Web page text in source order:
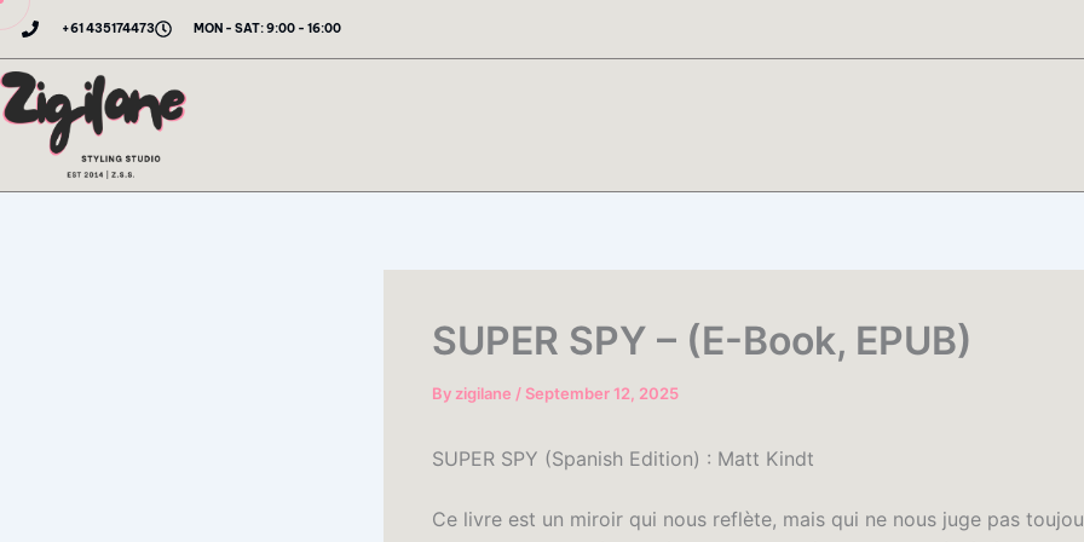
Skip
content
+61 435174473 MON - SAT: 9:00 - 16:00
SUPER SPY – (E-Book, EPUB)
By zigilane /September 12, 2025
SUPER SPY (Spanish Edition) : Matt Kindt
Ce livre est un miroir qui nous reflète, mais qui ne nous juge pas